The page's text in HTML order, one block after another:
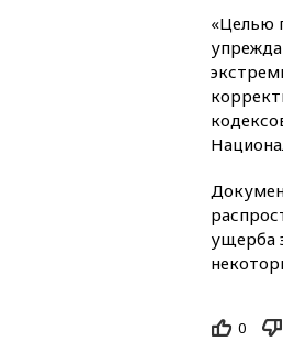
«Целью
ущерба
0